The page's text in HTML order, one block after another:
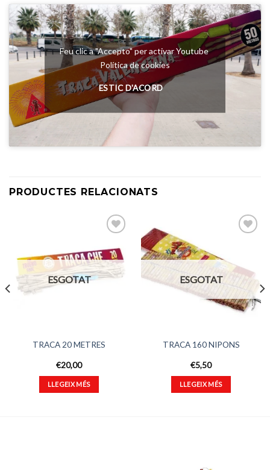
Feu clic a "Accepto" per activar Youtube
Política de cookies
ESTIC D'ACORD
PRODUCTES RELACIONATS
Afegeix
a
favorits
ESGOTAT
TRACA 20 METRES
€20,00
LLEGEIX MÉS
Afegeix
favorits
ESGOTAT
TRACA 160 NIPONS
€5,50
LLEGEIX MÉS